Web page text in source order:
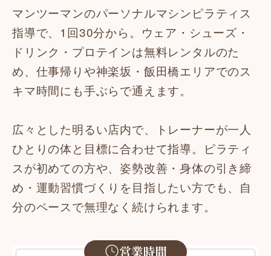
マンツーマンのパーソナルマシンピラティス
指導で、1回30分から。ウェア・シューズ・
ドリンク・プロテインは無料レンタルのた
め、仕事帰りや神楽坂・飯田橋エリアでのス
キマ時間にも手ぶらで通えます。
広々とした明るい店内で、トレーナーが一人
ひとりの体と目標に合わせて指導。ピラティ
スが初めての方や、姿勢改善・身体の引き締
め・運動習慣づくりを目指したい方でも、自
分のペースで無理なく続けられます。
営業時間